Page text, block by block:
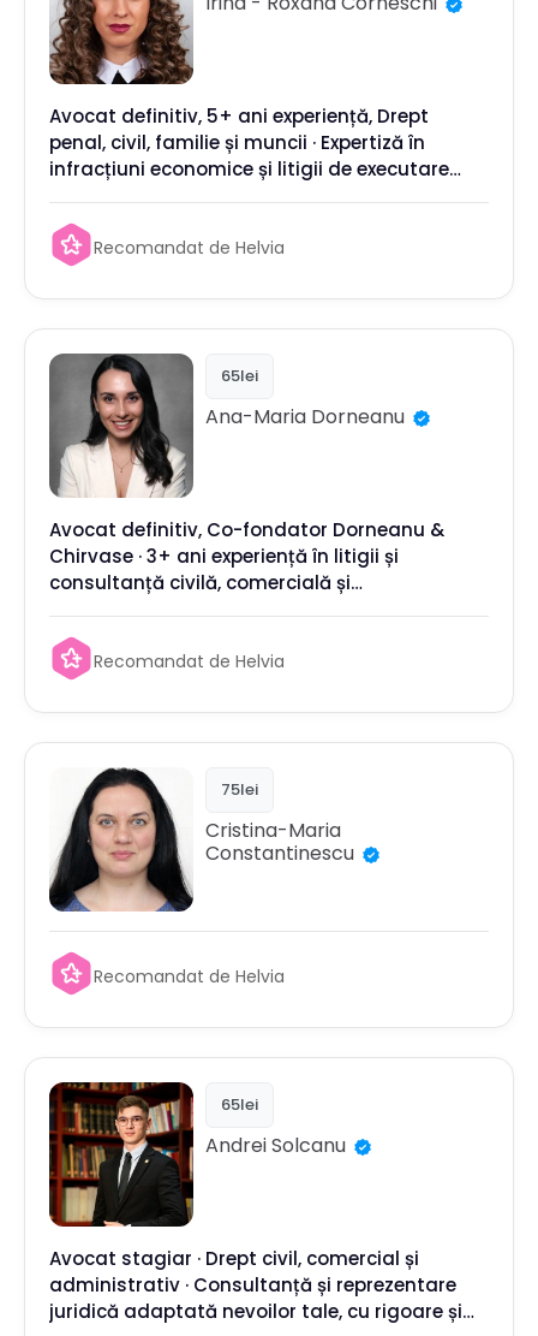
Avocat definitiv, 5+ ani experiență, Drept
penal, civil, familie și muncii · Expertiză în
infracțiuni economice și litigii de executare
Recomandat de Helvia
65lei
Ana-Maria Dorneanu
Avocat definitiv, Co-fondator Dorneanu &
Chirvase · 3+ ani experiență în litigii și
consultanță civilă, comercială și
Recomandat de Helvia
75lei
Cristina-Maria
Constantinescu
Recomandat de Helvia
65lei
AndreiSolcanu
Avocat stagiar · Drept civil, comercial și
administrativ · Consultanță și reprezentare
juridică adaptată nevoilor tale, cu rigoare și